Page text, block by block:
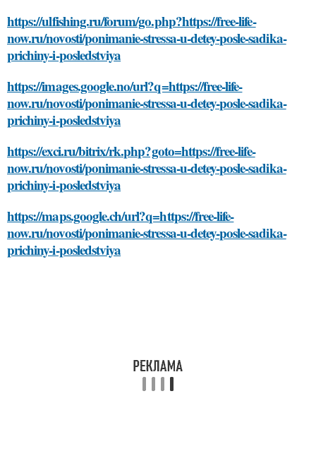
https://ulfishing.ru/forum/go.php?https://free-life-
now.ru/novosti/ponimanie-stressa-u-detey-posle-sadika-
prichiny-i-posledstviya
https://images.google.no/url?q=https://free-life-
now.ru/novosti/ponimanie-stressa-u-detey-posle-sadika-
prichiny-i-posledstviya
https://exci.ru/bitrix/rk.php?goto=https://free-life-
now.ru/novosti/ponimanie-stressa-u-detey-posle-sadika-
prichiny-i-posledstviya
https://maps.google.ch/url?q=https://free-life-
now.ru/novosti/ponimanie-stressa-u-detey-posle-sadika-
prichiny-i-posledstviya